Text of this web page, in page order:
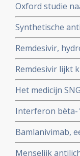
Oxford studie
Synthetische
authorization
met milde
Remdesivir,
geen effect als
Remdesivir lijkt
maar is weinig
Het medicijn
bij patienten
ziekenhuis.
Interferon bèta-
behandeling
Interferon bèta-
Bamlanivimab,
met het
Menselijk